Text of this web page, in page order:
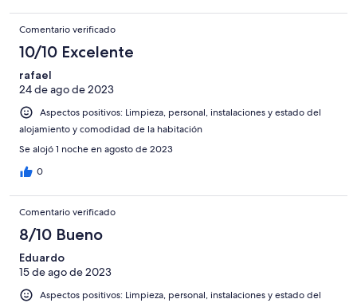
Comentario verificado
10/10 Excelente
rafael
24 de ago de 2023
Aspectos positivos: Limpieza, personal, instalaciones y estado del
alojamiento y comodidad de la habitación
Se alojó 1 noche en agosto de 2023
0
Comentario verificado
8/10 Bueno
Eduardo
15 de ago de 2023
Aspectos positivos: Limpieza, personal, instalaciones y estado del